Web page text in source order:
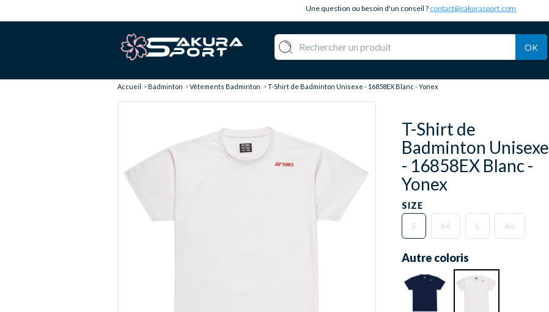
Une question ou besoin d'un conseil ? contact@sakurasport.com
OK
Accueil Badminton Vêtements Badminton T-Shirt de Badminton Unisexe - 16858EX Blanc - Yonex
T-Shirt de
Badminton Unisexe
- 16858EX Blanc -
Yonex
SIZE
S M L XL
Autre coloris